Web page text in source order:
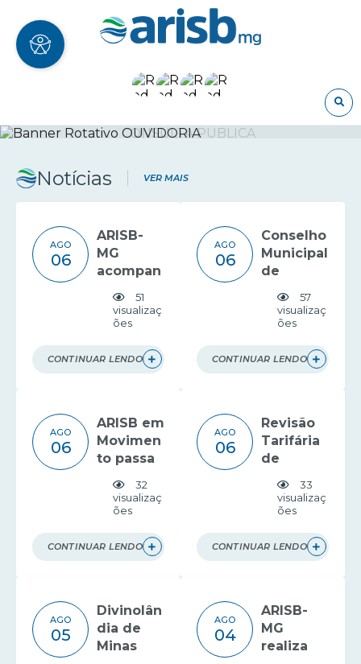
Notícias VER MAIS
ARISB-
MG
acompan
debate
da ARES-
PCJ
sobre
regulaçã
nto
06
AGO
51
visualizaç
ões
CONTINUAR LENDO
Conselho
Municipal
de
nto de
Formiga
recebe
apresent
ação de
06
AGO
57
visualizaç
ões
CONTINUAR LENDO
ARISB em
Movimen
to passa
Guanhãe
06
AGO
32
visualizaç
ões
CONTINUAR LENDO
Revisão
Tarifária
de
apresent
ada em
Bueno
Brandão
06
AGO
33
visualizaç
ões
CONTINUAR LENDO
Divinolân
dia de
Minas
05
AGO
ARISB-
MG
realiza
04
AGO